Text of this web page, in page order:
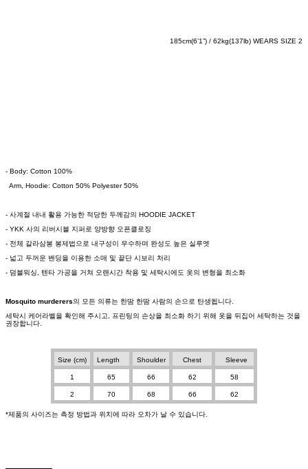
185cm(6’1”) / 62kg(137lb) WEARS SIZE 2
- Body: Cotton 100%
Arm, Hoodie: Cotton 50% Polyester 50%
- 사계절 내내 활용 가능한 적당한 두께감의 HOODIE JACKET
- YKK 사의 리버시블 지퍼로 양방향 오픈클로징
- 전체 갈라삼봉 봉제법으로 내구성이 우수하며 완성도 높은 실루엣
- 넓고 두꺼운 밴딩을 이용한 소매 및 끝단 시보리 처리
- 덤블워싱, 텐타 가공을 거쳐 오랜시간 착용 및 세탁시에도 옷의 변형을 최소화
Mosquito murderers의 모든 의류는 한땀 한땀 사람의 손으로 탄생됩니다.
세탁시 케어라벨을 확인해 주시고, 프린팅의 손상을 최소화 하기 위해 옷을 뒤집어 세탁하는 것을
권장합니다.
Size (cm) Length Shoulder Chest Sleeve
1 65 66 62 58
2 70 68 66 62
*제품의 사이즈는 측정 방법과 위치에 따라 오차가 날 수 있습니다.